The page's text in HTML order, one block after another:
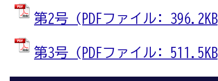
第2号 (PDFファイル:
第3号 (PDFファイル: